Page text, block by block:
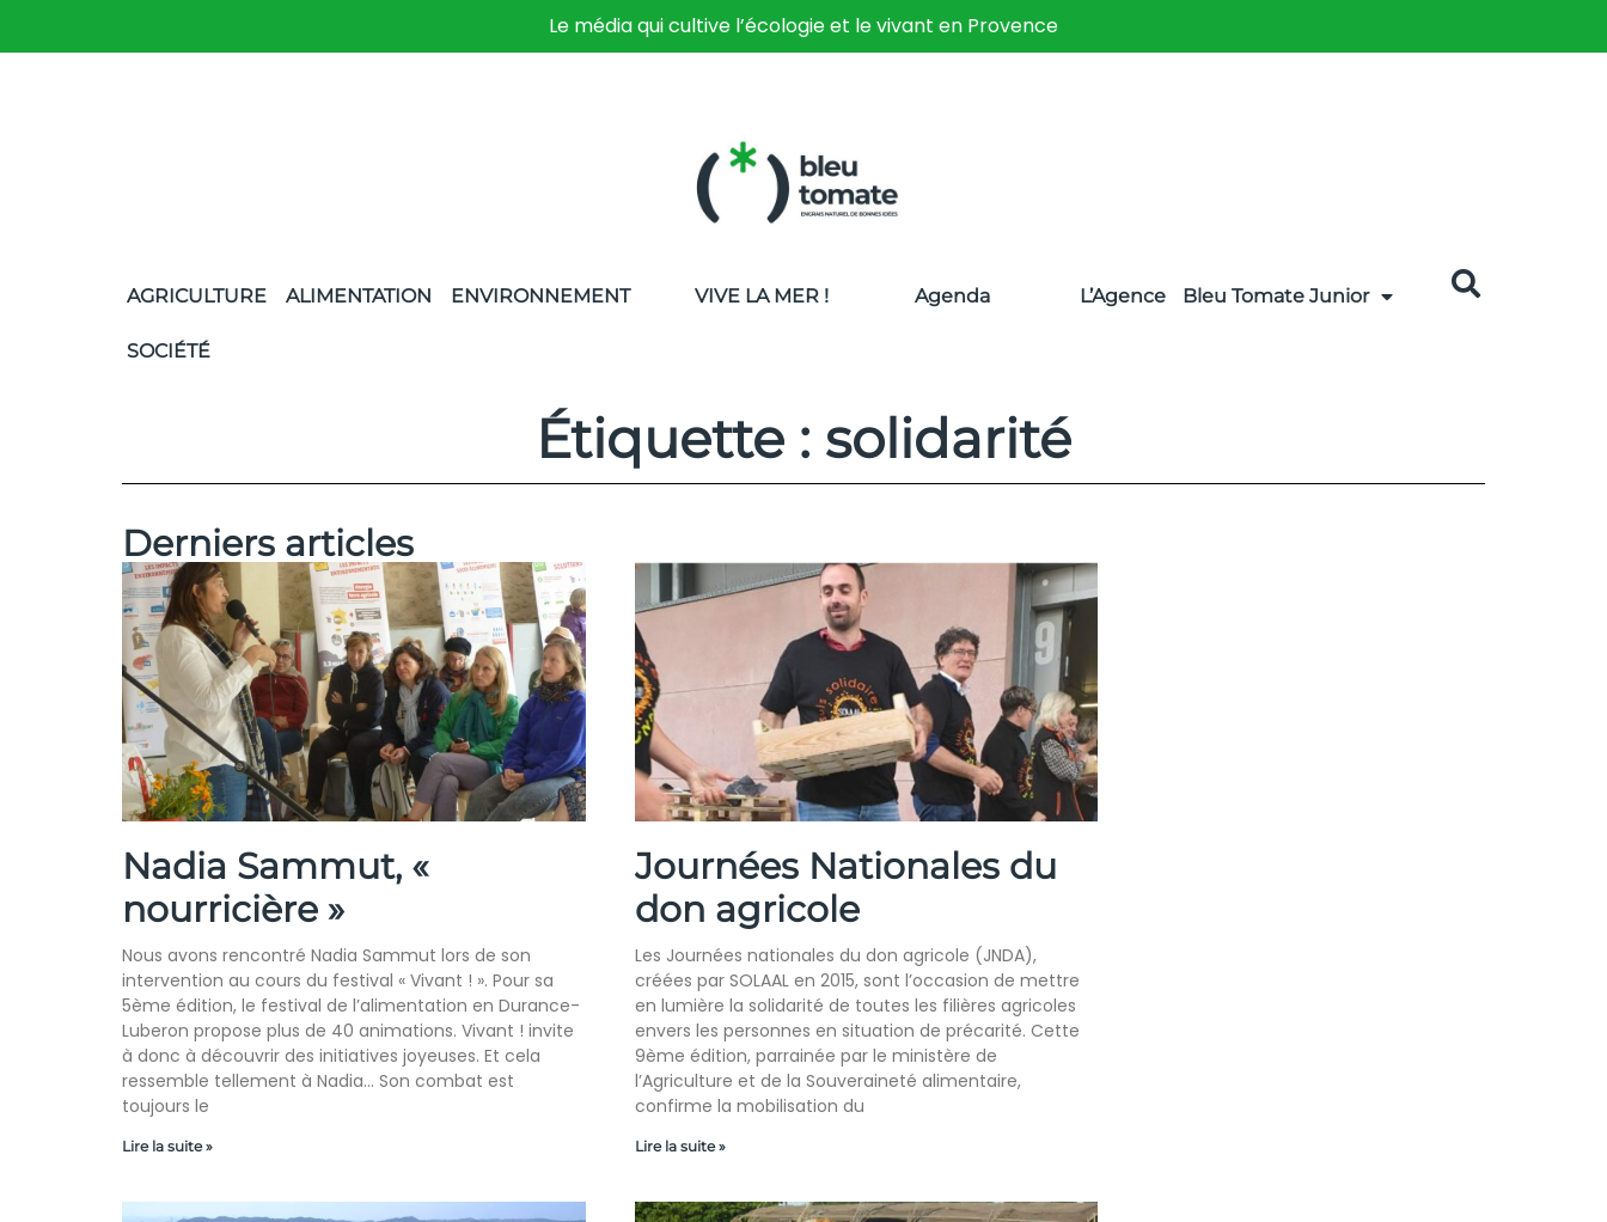
Le média qui cultive l’écologie et le vivant en Provence
AGRICULTURE ALIMENTATION ENVIRONNEMENT
SOCIÉTÉ
VIVE LA MER ! Agenda L’Agence Bleu Tomate Junior
Étiquette : solidarité
Derniers articles
Nadia Sammut, «
nourricière »
Nous avons rencontré Nadia Sammut lors de son
intervention au cours du festival « Vivant ! ». Pour sa
5ème édition, le festival de l’alimentation en Durance-
Luberon propose plus de 40 animations. Vivant ! invite
à donc à découvrir des initiatives joyeuses. Et cela
ressemble tellement à Nadia… Son combat est
toujours le
Lire la suite »
Journées Nationales du
don agricole
Les Journées nationales du don agricole (JNDA),
créées par SOLAAL en 2015, sont l’occasion de mettre
en lumière la solidarité de toutes les filières agricoles
envers les personnes en situation de précarité. Cette
9ème édition, parrainée par le ministère de
l’Agriculture et de la Souveraineté alimentaire,
confirme la mobilisation du
Lire la suite »